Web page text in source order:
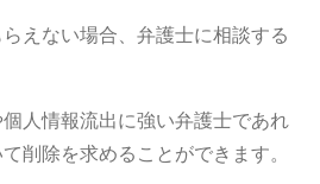
えない場合、弁護士に相談する
人情報流出に強い弁護士であれ
削除を求めることができます。